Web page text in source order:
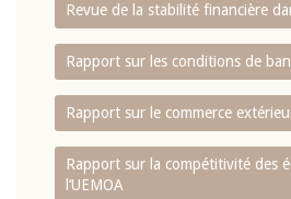
Revue de la stabilité financière
Rapport sur les conditions de
Rapport sur le commerce
Rapport sur la compétitivité des
l‘UEMOA